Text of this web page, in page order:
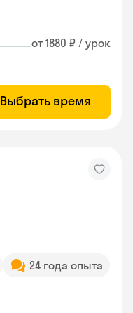
от 1880 ₽ / урок
Выбрать время
24 года опыта